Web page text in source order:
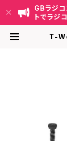
GBラジコ
トでラジ
T-